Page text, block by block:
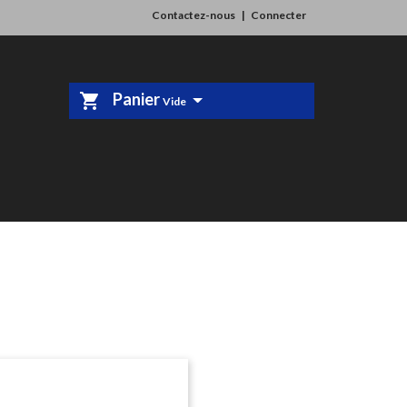
Contactez-nous Connecter
shopping_cart Panier Vide